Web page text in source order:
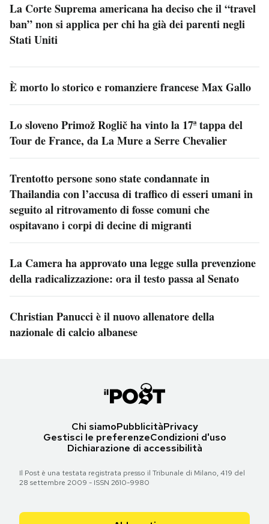
La Corte Suprema americana ha deciso che il “travel
ban” non si applica per chi ha già dei parenti negli
Stati Uniti
È morto lo storico e romanziere francese Max Gallo
Lo sloveno Primož Roglič ha vinto la 17ª tappa del
Tour de France, da La Mure a Serre Chevalier
Trentotto persone sono state condannate in
Thailandia con l’accusa di traffico di esseri umani in
seguito al ritrovamento di fosse comuni che
ospitavano i corpi di decine di migranti
La Camera ha approvato una legge sulla prevenzione
della radicalizzazione: ora il testo passa al Senato
Christian Panucci è il nuovo allenatore della
nazionale di calcio albanese
Chi siamoPubblicitàPrivacy
Gestisci le preferenzeCondizioni d'uso
Dichiarazione di accessibilità
Il Post è una testata registrata presso il Tribunale di Milano, 419 del
28 settembre 2009 - ISSN 2610-9980